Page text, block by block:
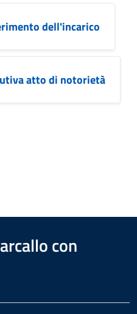
dell'incarico
atto di notorietà
con